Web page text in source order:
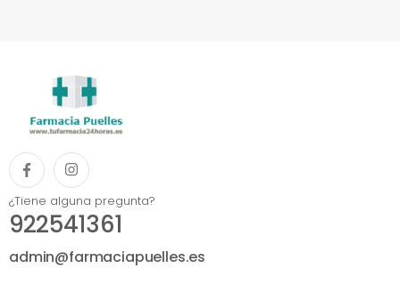
¿Tiene alguna pregunta?
922541361
admin@farmaciapuelles.es